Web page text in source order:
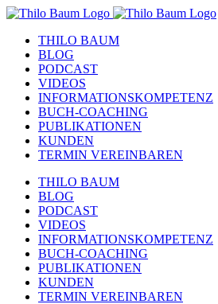
Zum
springenTHILO BAUM
BLOG
PODCAST
VIDEOS
INFORMATIONSKOMPETENZ
BUCH-COACHING
PUBLIKATIONEN
KUNDEN
TERMIN VEREINBAREN
THILO BAUM
BLOG
PODCAST
VIDEOS
INFORMATIONSKOMPETENZ
BUCH-COACHING
PUBLIKATIONEN
KUNDEN
TERMIN VEREINBAREN